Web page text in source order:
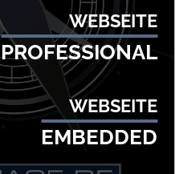
WEBSEITE
PROFESSIONAL
WEBSEITE
EMBEDDED